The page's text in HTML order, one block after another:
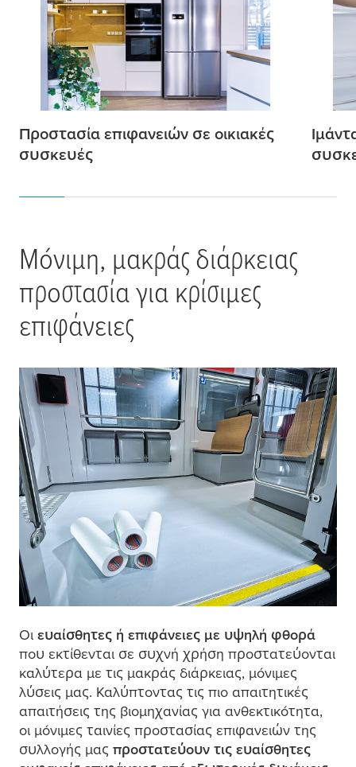
Προστασία επιφανειών σε οικιακές
συσκευές
Ιμ
Μόνιμη, μακράς διάρκειας
προστασία για κρίσιμες
επιφάνειες
Οι ευαίσθητες ή επιφάνειες με υψηλή φθορά
που εκτίθενται σε συχνή χρήση προστατεύονται
καλύτερα με τις μακράς διάρκειας, μόνιμες
λύσεις μας. Καλύπτοντας τις πιο απαιτητικές
απαιτήσεις της βιομηχανίας για ανθεκτικότητα,
οι μόνιμες ταινίες προστασίας επιφανειών της
συλλογής μας προστατεύουν τις ευαίσθητες